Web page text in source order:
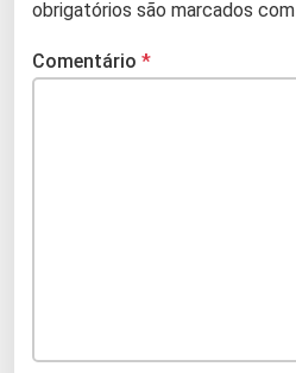
obrigatórios são marcados com
Comentário *